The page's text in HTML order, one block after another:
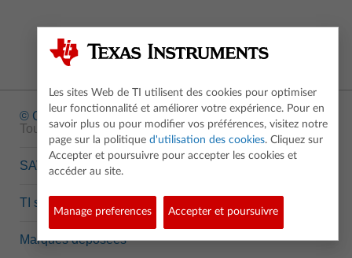
© Copyright1995-2026 Texas Instruments Incorporated.
Tous droits réservés.
SAV
TI semi-conducteurs
Marques déposées
Les sites Web de TI utilisent des cookies pour optimiser
leur fonctionnalité et améliorer votre expérience. Pour en
savoir plus ou pour modifier vos préférences, visitez notre
page sur la politique d'utilisation des cookies. Cliquez sur
Accepter et poursuivre pour accepter les cookies et
accéder au site.
Manage preferences Accepter et poursuivre